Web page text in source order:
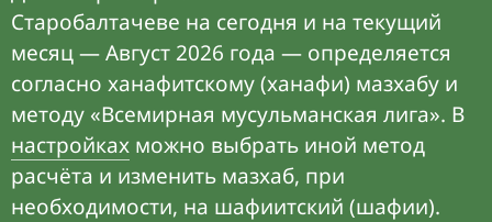
Старобалтачеве на сегодня и на текущий
месяц — Август 2026 года — определяется
согласно ханафитскому (ханафи) мазхабу и
методу «Всемирная мусульманская лига». В
настройках можно выбрать иной метод
расчёта и изменить мазхаб, при
необходимости, на шафиитский (шафии).